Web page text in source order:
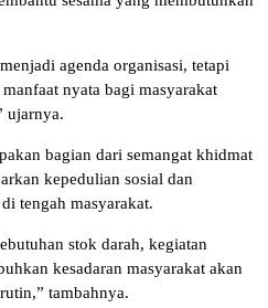
agenda organisasi, tetapi
nyata bagi masyarakat
ujarnya.
bagian dari semangat khidmat
kepedulian sosial dan
tengah masyarakat.
stok darah, kegiatan
kesadaran masyarakat akan
tambahnya.